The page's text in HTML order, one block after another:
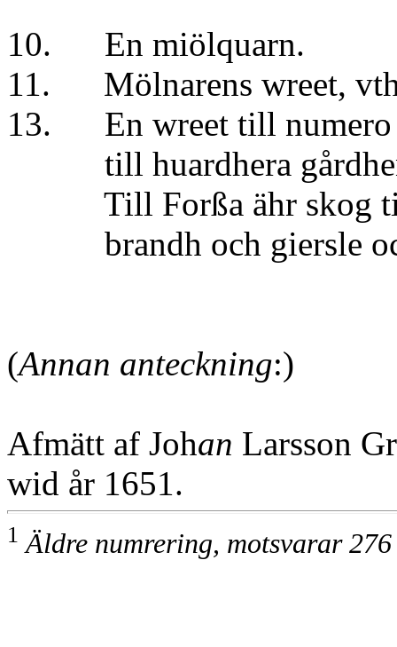
10. En miölquarn.
11. Mölnarens
13. En wreet till numero
till huardhera
Till Forßa ähr skog till
brandh och giersle
(Annan anteckning:)
Afmätt af Johan Larsson
wid år 1651.
1 Äldre numrering, motsvarar 276